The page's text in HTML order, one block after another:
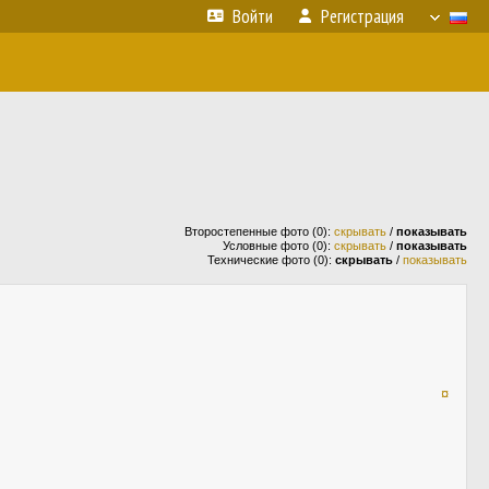
Войти Регистрация
Второстепенные фото (0): скрывать / показывать
Условные фото (0): скрывать / показывать
Технические фото (0): скрывать / показывать
¤